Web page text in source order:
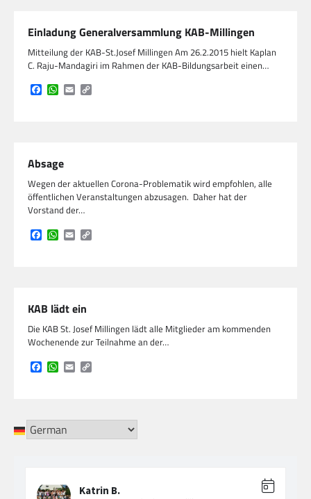
Einladung Generalversammlung KAB-Millingen
Mitteilung der KAB-St.Josef Millingen Am 26.2.2015 hielt Kaplan
C. Raju-Mandagiri im Rahmen der KAB-Bildungsarbeit einen…
Facebook
WhatsApp
Email
Absage
Wegen der aktuellen Corona-Problematik wird empfohlen, alle
öffentlichen Veranstaltungen abzusagen. Daher hat der
Vorstand der…
Facebook
WhatsApp
Email
KAB lädt ein
Die KAB St. Josef Millingen lädt alle Mitglieder am kommenden
Wochenende zur Teilnahme an der…
Facebook
WhatsApp
Email